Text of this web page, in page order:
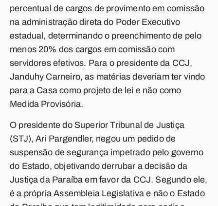
percentual de cargos de provimento em comissão
na administração direta do Poder Executivo
estadual, determinando o preenchimento de pelo
menos 20% dos cargos em comissão com
servidores efetivos. Para o presidente da CCJ,
Janduhy Carneiro, as matérias deveriam ter vindo
para a Casa como projeto de lei e não como
Medida Provisória.
O presidente do Superior Tribunal de Justiça
(STJ), Ari Pargendler, negou um pedido de
suspensão de segurança impetrado pelo governo
do Estado, objetivando derrubar a decisão da
Justiça da Paraíba em favor da CCJ. Segundo ele,
é a própria Assembleia Legislativa e não o Estado